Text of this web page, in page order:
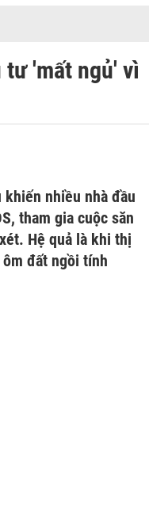
'mất ngủ' vì
nhiều nhà đầu
tham gia cuộc săn
Hệ quả là khi thị
đất ngồi tính